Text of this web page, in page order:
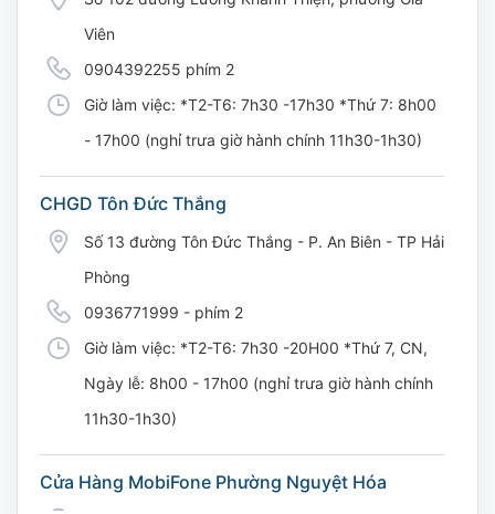
Viên
0904392255 phím 2
Giờ làm việc: *T2-T6: 7h30 -17h30 *Thứ 7: 8h00
- 17h00 (nghỉ trưa giờ hành chính 11h30-1h30)
CHGD Tôn Đức Thắng
Số 13 đường Tôn Đức Thắng - P. An Biên - TP Hải
Phòng
0936771999 - phím 2
Giờ làm việc: *T2-T6: 7h30 -20H00 *Thứ 7, CN,
Ngày lễ: 8h00 - 17h00 (nghỉ trưa giờ hành chính
11h30-1h30)
Cửa Hàng MobiFone Phường Nguyệt Hóa